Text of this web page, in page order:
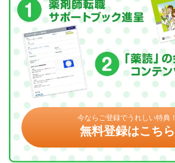
今ならご登録でうれしい特典！
無料登録はこちら